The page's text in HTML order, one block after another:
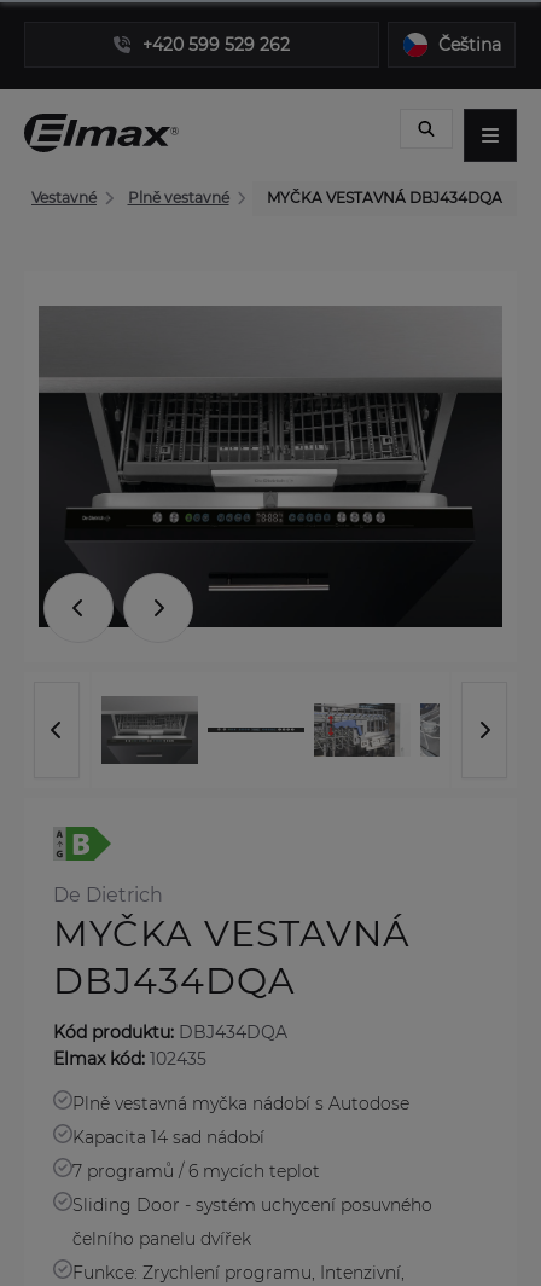
+420 599 529 262 Čeština
Vestavné Plně vestavné MYČKA VESTAVNÁ DBJ434DQA
De Dietrich
MYČKA VESTAVNÁ
DBJ434DQA
Kód produktu: DBJ434DQA
Elmax kód: 102435
Plně vestavná myčka nádobí s Autodose
Kapacita 14 sad nádobí
7 programů / 6 mycích teplot
Sliding Door - systém uchycení posuvného
čelního panelu dvířek
Funkce: Zrychlení programu, Intenzivní,